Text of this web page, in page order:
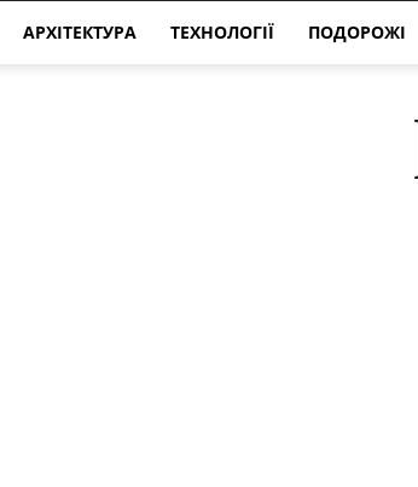
АРХІТЕКТУРА ТЕХНОЛОГІЇ ПОДОРОЖІ